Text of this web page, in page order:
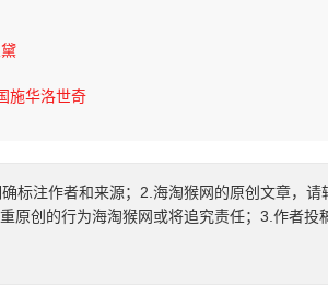
施华洛世奇
标注作者和来源；2.海淘猴网的原创文章，请
原创的行为海淘猴网或将追究责任；3.作者投